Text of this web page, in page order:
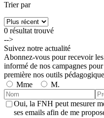
Trier par
0 résultat trouvé
-->
Suivez notre actualité
Abonnez-vous pour recevoir
informé de nos campagnes
première nos outils
Mme
M.
Oui, la FNH peut mesurer
ses emails afin de me